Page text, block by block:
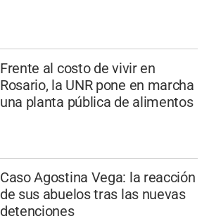
Frente al costo de vivir en
Rosario, la UNR pone en marcha
una planta pública de alimentos
Caso Agostina Vega: la reacción
de sus abuelos tras las nuevas
detenciones